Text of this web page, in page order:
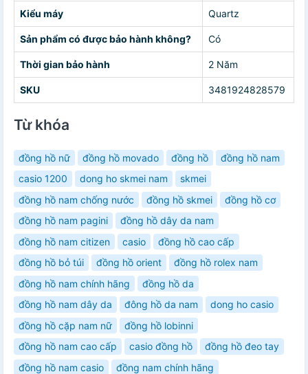
Kiểu máy Quartz
Sản phẩm có được bảo hành không? Có
Thời gian bảo hành 2 Năm
SKU 3481924828579
Từ khóa
đồng hồ nữ đồng hồ movado đồng hồ
đồng hồ nam
casio 1200
dong ho skmei nam
skmei
đồng hồ nam chống nước
đồng hồ skmei
đồng hồ cơ
đồng hồ nam pagini
đồng hồ dây da nam
đồng hồ nam citizen
casio
đồng hồ cao cấp
đồng hồ bỏ túi
đồng hồ orient
đồng hồ rolex nam
đồng hồ nam chính hãng
đồng hồ da
đồng hồ nam dây da
đông hồ da nam
dong ho casio
đồng hồ cặp nam nữ
đồng hồ lobinni
đồng hồ nam cao cấp
casio đồng hồ
đồng hồ đeo tay
đồng hồ nam casio
đồng nam chính hãng